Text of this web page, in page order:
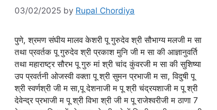
03/02/2025 by Rupal Chordiya
पुणे, श्रमण संघीय मालव केशरी पू गुरुदेव श्री सौभाग्य मलजी म सा
तथा प्रवर्तक पू गुरुदेव श्री प्रकाश मुनि जी म सा की आज्ञानुवर्ति
तथा महाराष्ट्र सौरभ पू गुरु मां श्री चांद कुंवरजी म सा की सुशिष्या
उप प्रवर्तनी ओजस्वी वक्ता पू श्री सुमन प्रभाजी म सा, विदुषी पू
श्री स्वर्णश्री जी म सा,पू देशनाजी म पू श्री चंद्रयशाजी म पू श्री
देवेन्द्र प्रभाजी म पू श्री विभा श्री जी म पू राजेश्वरीजी म ठाणा 7